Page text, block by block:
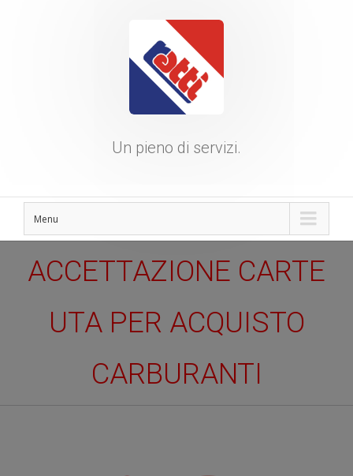
Un pieno di servizi.
Menu
ACCETTAZIONE CARTE
UTA PER ACQUISTO
CARBURANTI